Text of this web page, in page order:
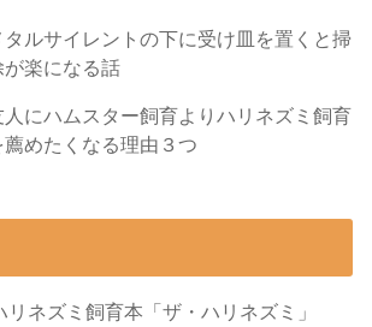
タルサイレントの下に受け皿を置くと掃
が楽になる話
人にハムスター飼育よりハリネズミ飼育
薦めたくなる理由３つ
リネズミ飼育本「ザ・ハリネズミ」